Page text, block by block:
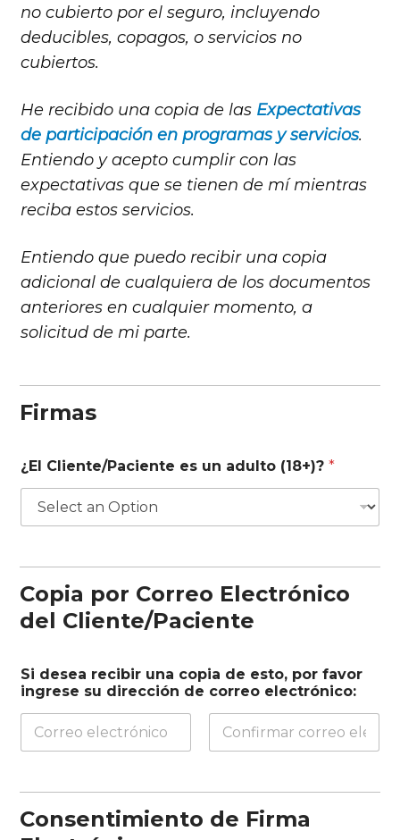
no cubierto por el seguro, incluyendo
deducibles, copagos, o servicios no
cubiertos.
He recibido una copia de las Expectativas
de participación en programas y servicios.
Entiendo y acepto cumplir con las
expectativas que se tienen de mí mientras
reciba estos servicios.
Entiendo que puedo recibir una copia
adicional de cualquiera de los documentos
anteriores en cualquier momento, a
solicitud de mi parte.
Firmas
¿El Cliente/Paciente es un adulto (18+)?*
Copia por Correo Electrónico
del Cliente/Paciente
Si desea recibir una copia de esto, por favor
ingrese su dirección de correo electrónico:
Consentimiento de Firma